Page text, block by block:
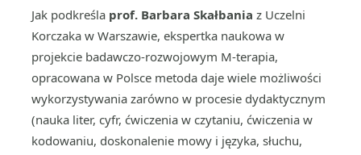
Jak podkreśla prof. Barbara Skałbania z Uczelni
Korczaka w Warszawie, ekspertka naukowa w
projekcie badawczo-rozwojowym M-terapia,
opracowana w Polsce metoda daje wiele możliwości
wykorzystywania zarówno w procesie dydaktycznym
(nauka liter, cyfr, ćwiczenia w czytaniu, ćwiczenia w
kodowaniu, doskonalenie mowy i języka, słuchu,